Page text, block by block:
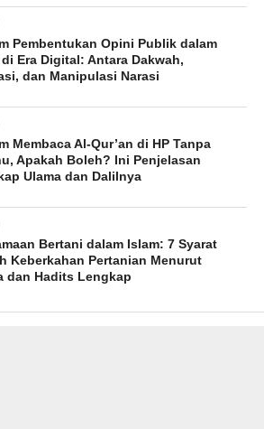
Pembentukan Opini Publik dalam
Era Digital: Antara Dakwah,
dan Manipulasi Narasi
Membaca Al-Qur’an di HP Tanpa
Apakah Boleh? Ini Penjelasan
Ulama dan Dalilnya
Bertani dalam Islam: 7 Syarat
Keberkahan Pertanian Menurut
dan Hadits Lengkap